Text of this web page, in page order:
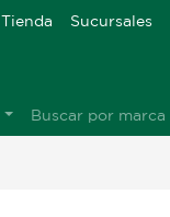
Tienda Sucursales
Buscar por marca